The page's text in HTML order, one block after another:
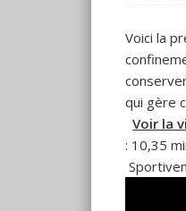
Voici la
qui gère
Voir la
: 10,35